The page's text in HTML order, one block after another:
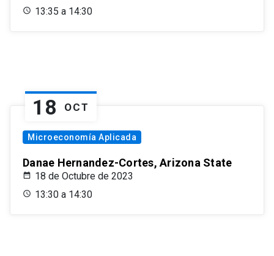
13:35 a 14:30
18 OCT
Microeconomía Aplicada
Danae Hernandez-Cortes, Arizona State
18 de Octubre de 2023
13:30 a 14:30